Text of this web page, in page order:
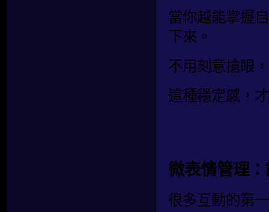
當你越能掌握
下來。
不用刻意搶眼
這種穩定感，
微表情管理
很多互動的第